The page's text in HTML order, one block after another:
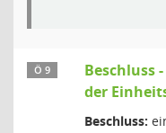
Ö 9
Beschluss
der
Beschluss: